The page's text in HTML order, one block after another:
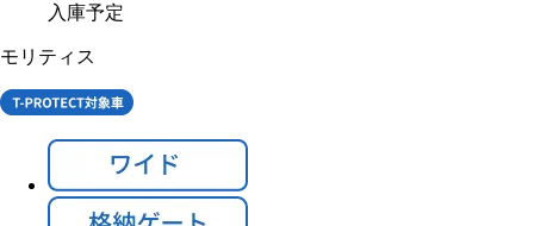
入庫予定
モリティス